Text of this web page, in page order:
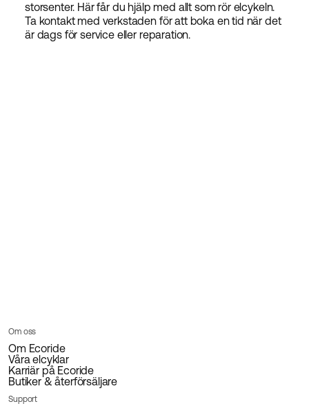
storsenter. Här får du hjälp med allt som rör elcykeln.
Ta kontakt med verkstaden för att boka en tid när det
är dags för service eller reparation.
Om oss
Om Ecoride
Våra elcyklar
Karriär på Ecoride
Butiker & återförsäljare
Support